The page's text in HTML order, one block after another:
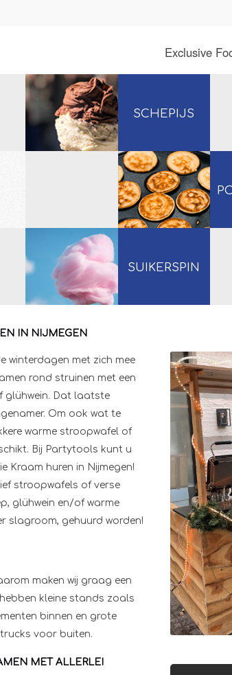
Exclusive
SCHEPIJS
SUIKERSPIN
IN NIJMEGEN
winterdagen met zich mee
rond struinen met een
glühwein. Dat laatste
Om ook wat te
warme stroopwafel of
Bij Partytools kunt u
Kraam huren in Nijmegen!
stroopwafels of verse
glühwein en/of warme
slagroom, gehuurd worden!
maken wij graag een
kleine stands zoals
binnen en grote
voor buiten.
MET ALLERLEI